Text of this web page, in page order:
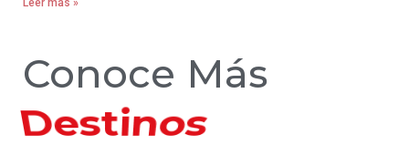
Conoce Más
Hoteles